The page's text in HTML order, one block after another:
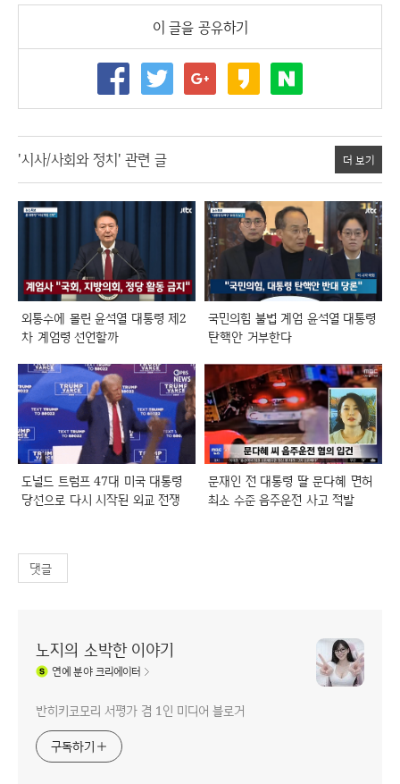
이 글을 공유하기
'시사/사회와 정치' 관련 글 더 보기
외통수에 몰린 윤석열 대통령 제2
차 계엄령 선언할까
국민의힘 불법 계엄 윤석열 대통령
탄핵안 거부한다
도널드 트럼프 47대 미국 대통령
당선으로 다시 시작된 외교 전쟁
문재인 전 대통령 딸 문다혜 면허
최소 수준 음주운전 사고 적발
댓글
노지의 소박한 이야기
연예분야 크리에이터
반히키코모리 서평가 겸 1인 미디어 블로거
구독하기